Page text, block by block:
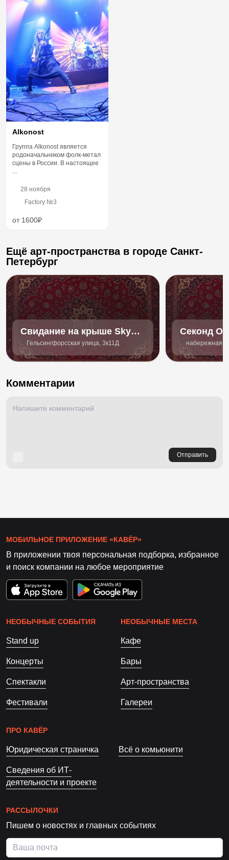
Alkonost
Группа Alkonost является
родоначальником фолк-метал
сцены в России. В настоящее
...
28 ноября
Factory №3
от 1600₽
Ещё арт-пространства в городе Санкт-
Петербург
Свидание на крыше Sky
Love
Гельсингфорсская улица, 3к11Д
Секонд Off
набережная
Комментарии
Отправить
МОБИЛЬНОЕ ПРИЛОЖЕНИЕ «КАВЁР»
В приложении твоя персональная подборка, избранное
и поиск компании на любое мероприятие
НЕОБЫЧНЫЕ СОБЫТИЯ
Stand up
Концерты
Спектакли
Фестивали
НЕОБЫЧНЫЕ МЕСТА
Кафе
Бары
Арт-пространства
Галереи
ПРО КАВЁР
Юридическая страничка Всё о комьюнити
Сведения об ИТ-
деятельности и проекте
РАССЫЛОЧКИ
Пишем о новостях и главных событиях